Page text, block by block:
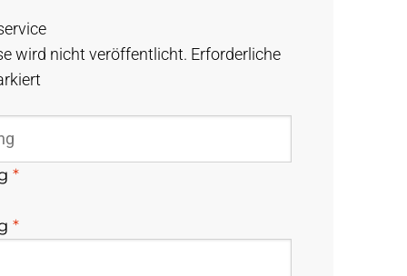
wird nicht veröffentlicht. Erforderliche
*
*